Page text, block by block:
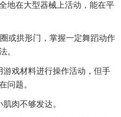
地在大型器械上活动，能在平
或拱形门，掌握一定舞蹈动作
。
游戏材料进行操作活动，但手
问题。
肉不够发达。